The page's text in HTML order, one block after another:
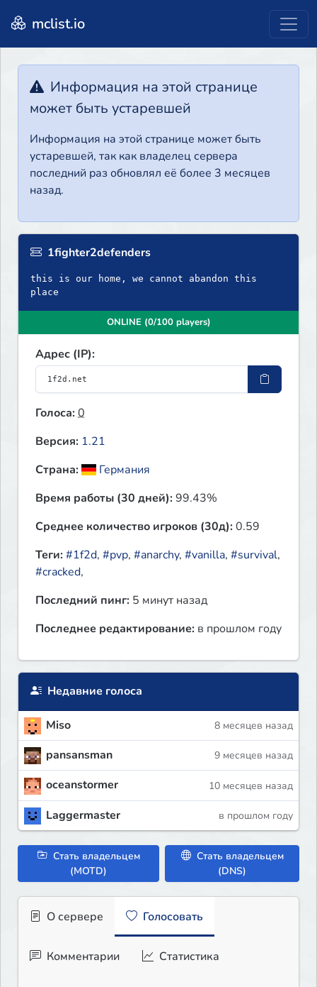
mclist.io
Информация на этой странице
может быть устаревшей
Информация на этой странице может быть
устаревшей, так как владелец сервера
последний раз обновлял её более 3 месяцев
назад.
1fighter2defenders
this is our home, we cannot abandon this
place
ONLINE (0/100 players)
Адрес (IP):
Голоса:0
Версия: 1.21
Страна:
Германия
Время работы (30 дней):99.43%
Среднее количество игроков (30д):0.59
Теги:#1f2d, #pvp, #anarchy, #vanilla, #survival,
#cracked,
Последний пинг: 5 минут назад
Последнее редактирование: в прошлом году
Недавние голоса
Miso 8 месяцев назад
pansansman 9 месяцев назад
oceanstormer 10 месяцев назад
Laggermaster в прошлом году
Стать владельцем
(MOTD)
Стать владельцем
(DNS)
О сервере Голосовать
Комментарии Статистика